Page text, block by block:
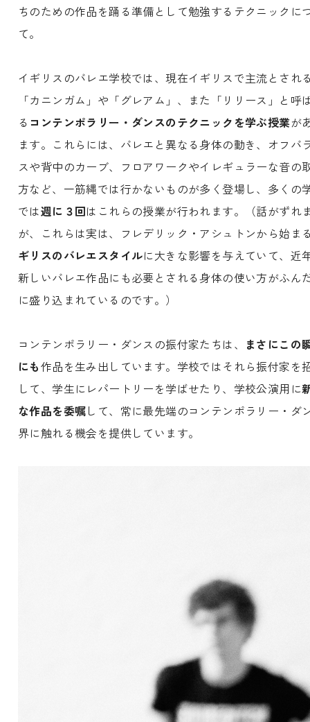
ちのための作品を踊る準備として勉強するテクニックに
て。
イギリスのバレエ学校では、現在イギリスで主流とされ
「カニンガム」や「グレアム」、また「リリース」と呼
る コンテンポラリー・ダンスのテクニックを学ぶ授業が
ます。これらには、バレエと異なる身体の動き、オフバ
スや背中のカーブ、フロアワークやイレギュラーな音の
方など、一筋縄では行かないものが多く登場し、多くの
では週に３回はこれらの授業が行われます。（話がずれ
が、これらは実は、フレデリック・アシュトンから始ま
ギリスのバレエスタイルに大きな影響を与えていて、近
新しいバレエ作品にも必要とされる身体の使い方がふん
に盛り込まれているのです。）
コンテンポラリー・ダンスの振付家たちは、 まさにこの
にも作品を生み出しています。学校ではそれら振付家を
して、学生にレパートリーを学ばせたり、学校公演用に
な作品を委嘱して、常に最先端のコンテンポラリー・ダ
界に触れる機会を提供しています。